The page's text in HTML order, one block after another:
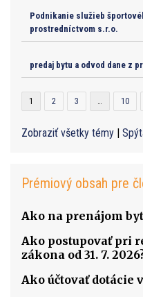
Podnikanie služieb
prostredníctvom s.r.o.
predaj bytu a odvod dane z
1 2 3 … 10
Zobraziť všetky témy
Prémiový obsah pre
Ako na prenájom
Ako postupovať pri
zákona od 31. 7.
Ako účtovať dotácie